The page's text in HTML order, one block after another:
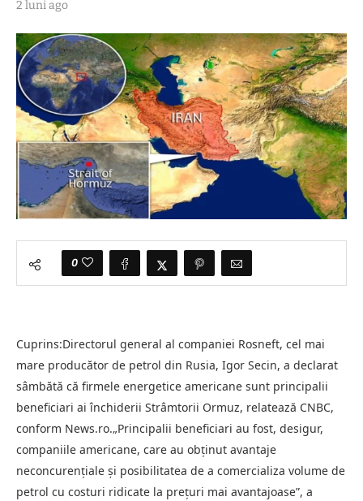
2 luni ago
0
Cuprins:Directorul general al companiei Rosneft, cel mai
mare producător de petrol din Rusia, Igor Secin, a declarat
sâmbătă că firmele energetice americane sunt principalii
beneficiari ai închiderii Strâmtorii Ormuz, relatează CNBC,
conform News.ro.„Principalii beneficiari au fost, desigur,
companiile americane, care au obţinut avantaje
neconcurenţiale şi posibilitatea de a comercializa volume de
petrol cu costuri ridicate la preţuri mai avantajoase”, a